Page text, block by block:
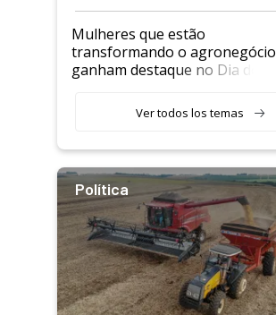
Mulheres que estão
transformando o agronegócio
ganham destaque no Dia do
Ver todos los temas
Política